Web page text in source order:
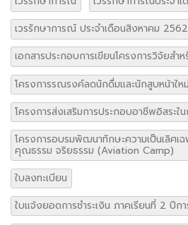
เวรรักษาการณ์ ประจำเดือนสิงหาคม 2562
เอกสารประกอบการเขียนโครงการวิจัยสำ
โครงการรณรงค์ลดนักดื่มและนักสูบหน้าใหม่
โครงการส่งเสริมการประกอบอาชีพอิสระใ
โครงการอบรมพัฒนาทักษะความเป็นเลิศเ
คุณธรรม จริยธรรม (Aviation Camp)
ใบลงทะเบียน
ใบแจ้งยอดการชำระเงิน ภาคเรียนที่ 2 ปี